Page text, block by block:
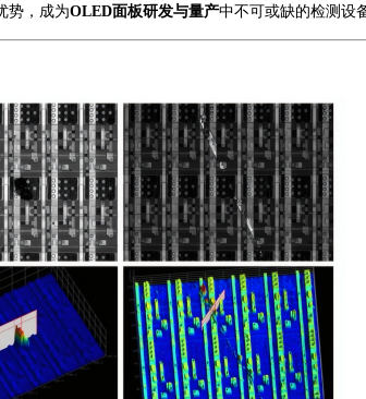
势，成为OLED面板研发与量产中不可或缺的检测设